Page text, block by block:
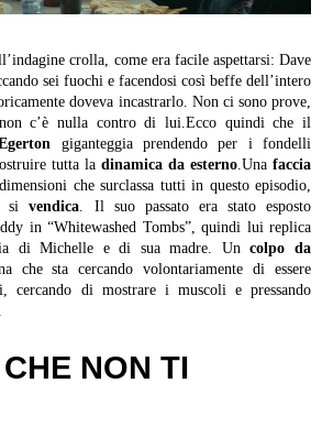
crolla, come era facile aspettarsi: Dave
sei fuochi e facendosi così beffe dell’intero
doveva incastrarlo. Non ci sono prove,
c’è nulla contro di lui.Ecco quindi che il
giganteggia prendendo per i fondelli
tutta la dinamica da esterno .Una faccia
che surclassa tutti in questo episodio,
sivendica . Il suo passato era stato esposto
in “Whitewashed Tombs”, quindi lui replica
di Michelle e di sua madre. Uncolpo da
che sta cercando volontariamente di essere
di mostrare i muscoli e pressando
NON TI